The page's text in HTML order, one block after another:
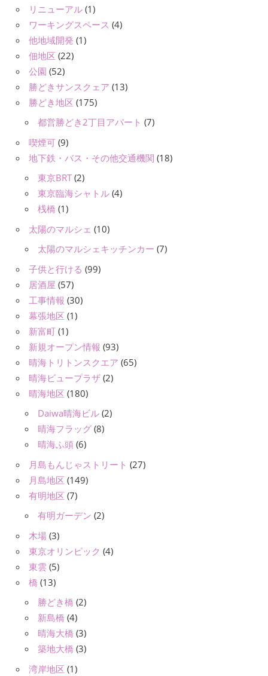
リニューアル (1)
ワーキングスペース (4)
他地域開発 (1)
佃地区 (22)
公園 (52)
勝どきサンスクェア (13)
勝どき地区 (175)
都営勝どき2丁目アパート (7)
喫煙可 (9)
地下鉄・バス・その他交通機関 (18)
東京BRT (2)
東京臨海シャトル (4)
桟橋 (1)
太陽のマルシェ (10)
太陽のマルシェキッチンカー (7)
子供と行ける (99)
居酒屋 (57)
工事情報 (30)
幕張地区 (1)
新富町 (1)
新規オープン情報 (93)
晴海トリトンスクエア (65)
晴海ビュープラザ (2)
晴海地区 (180)
Daiwa晴海ビル (2)
晴海フラッグ (8)
晴海ふ頭 (6)
月島もんじゃストリート (27)
月島地区 (149)
有明地区 (7)
有明ガーデン (2)
木場 (3)
東京オリンピック (4)
東雲 (5)
橋 (13)
勝どき橋 (2)
新島橋 (4)
晴海大橋 (3)
築地大橋 (3)
湾岸地区 (1)